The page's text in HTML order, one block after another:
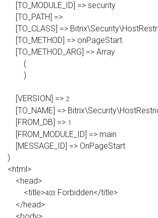
    [TO_MODULE_ID] => security
    [TO_PATH] =>
[TO_CLASS] =>
    [TO_METHOD] => onPageStart
    [TO_METHOD_ARG] => Array
        (
        )
    [VERSION] =>
2
[TO_NAME] =>
    [FROM_DB] =>
1
    [FROM_MODULE_ID] => main
    [MESSAGE_ID] => OnPageStart
)
<html>
    <head>
        <title>
403 Forbidden</title>
    </head>